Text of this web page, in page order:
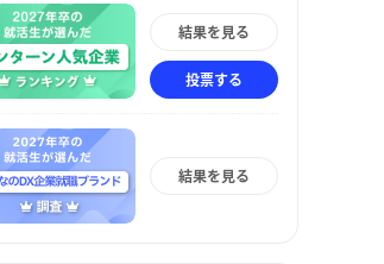
結果を見る
投票する
結果を見る